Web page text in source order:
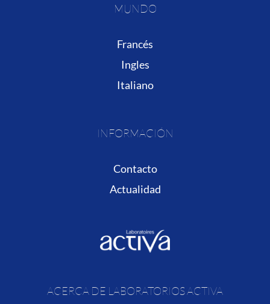
MUNDO
Francés
Ingles
Italiano
INFORMACIÓN
Contacto
Actualidad
ACERCA DE LABORATORIOS ACTIVA